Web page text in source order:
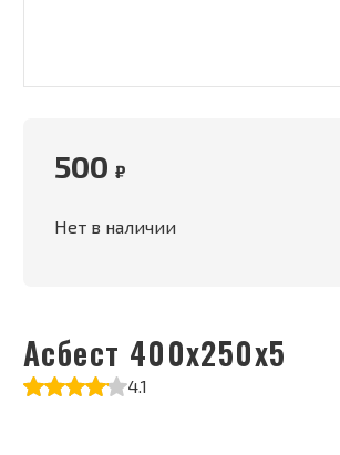
Асбест 400х250х5
4.1
500 ₽
Нет в наличии